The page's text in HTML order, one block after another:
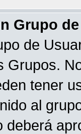
Grupo
de
Grupos.
tener
al
deberá